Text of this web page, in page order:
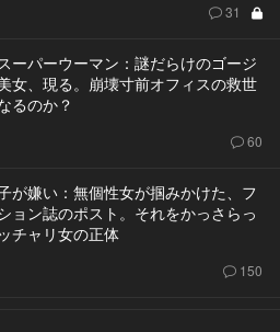
31
ーパーウーマン：謎だらけのゴージ
女、現る。崩壊寸前オフィスの救世
るのか？
60
が嫌い：無個性女が掴みかけた、フ
ョン誌のポスト。それをかっさらっ
チャリ女の正体
150